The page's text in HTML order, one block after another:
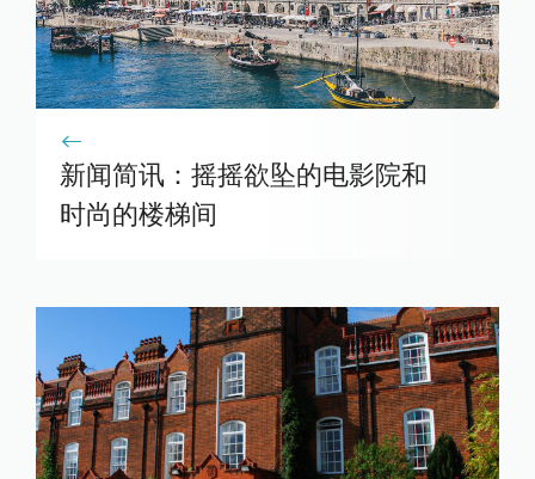
新闻简讯：摇摇欲坠的电影院和
时尚的楼梯间